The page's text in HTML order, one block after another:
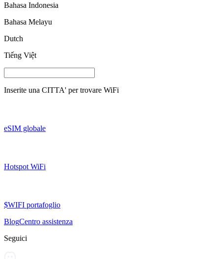
Bahasa Indonesia
Bahasa Melayu
Dutch
Tiếng Việt
Inserite una CITTA' per trovare WiFi
eSIM globale
Hotspot WiFi
$WIFI portafoglio
BlogCentro assistenza
Seguici